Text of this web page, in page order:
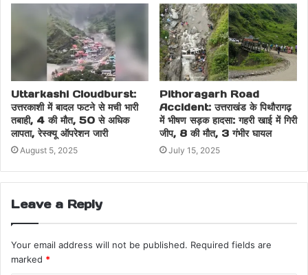
Uttarkashi Cloudburst:
उत्तरकाशी में बादल फटने से मची भारी
तबाही, 4 की मौत, 50 से अधिक
लापता, रेस्क्यू ऑपरेशन जारी
August 5, 2025
Pithoragarh Road
Accident: उत्तराखंड के पिथौरागढ़
में भीषण सड़क हादसा: गहरी खाई में गिरी
जीप, 8 की मौत, 3 गंभीर घायल
July 15, 2025
Leave a Reply
Your email address will not be published. Required fields are
marked *